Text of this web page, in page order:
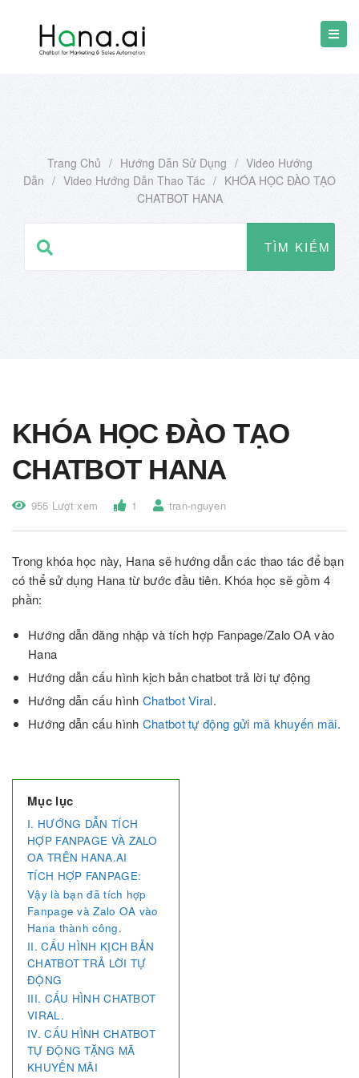
Trang Chủ / Hướng Dẫn Sử Dụng / Video Hướng
Dẫn / Video Hướng Dẫn Thao Tác / KHÓA HỌC ĐÀO TẠO
CHATBOT HANA
KHÓA HỌC ĐÀO TẠO
CHATBOT HANA
955 Lượt xem 1 tran-nguyen
Trong khóa học này, Hana sẽ hướng dẫn các thao tác để bạn
có thể sử dụng Hana từ bước đầu tiên. Khóa học sẽ gồm 4
phần:
Hướng dẫn đăng nhập và tích hợp Fanpage/Zalo OA vào
Hana
Hướng dẫn cấu hình kịch bản chatbot trả lời tự động
Hướng dẫn cấu hình Chatbot Viral.
Hướng dẫn cấu hình Chatbot tự động gửi mã khuyến mãi.
Mục lục
I. HƯỚNG DẪN TÍCH
HỢP FANPAGE VÀ ZALO
OA TRÊN HANA.AI
TÍCH HỢP FANPAGE:
Vậy là bạn đã tích hợp
Fanpage và Zalo OA vào
Hana thành công.
II. CẤU HÌNH KỊCH BẢN
CHATBOT TRẢ LỜI TỰ
ĐỘNG
III. CẤU HÌNH CHATBOT
VIRAL.
IV. CẤU HÌNH CHATBOT
TỰ ĐỘNG TẶNG MÃ
KHUYẾN MÃI